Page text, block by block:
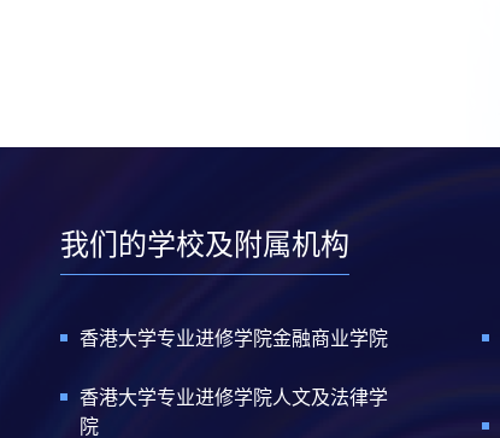
我们的学校及附属机构
香港大学专业进修学院金融商业学院
香港大学专业进修学院人文及法律学
院